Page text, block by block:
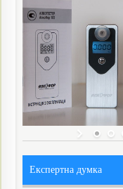
Експертна думка